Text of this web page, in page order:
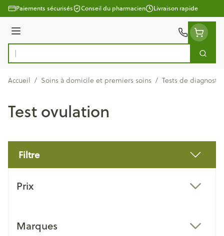
Aller au contenu
Paiements sécurisés Conseil du pharmacien Livraison rapide
Menu
Rechercher
Accueil / Soins à domicile et premiers soins / Tests de diagnostic
Test ovulation
Filtre
Prix
Marques